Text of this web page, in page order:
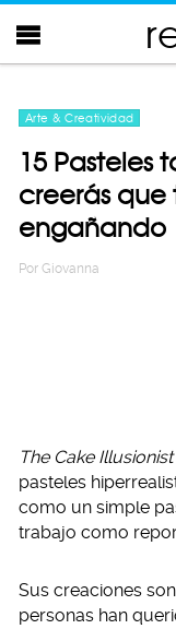
Arte & Creatividad
15 Pasteles
creerás
engañando
Por Giovanna
The Cake Illusionist
pasteles
como un simple
trabajo como
Sus creaciones
personas han